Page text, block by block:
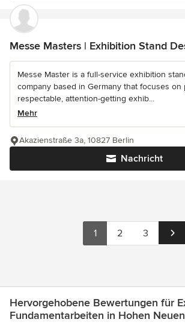
Messe Masters | Exhibition Stand
Messe Master is a full-service exhibition
company based in Germany that focuses on
respectable, attention-getting exhib...
Mehr
Nachricht
Akazienstraße 3a, 10827 Berlin
1 2 3
Hervorgehobene Bewertungen für
Fundamentarbeiten in Hohen